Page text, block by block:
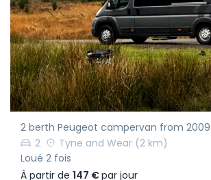
2 berth Peugeot campervan from 2009
2
Tyne and Wear (2 km)
Loué 2 fois
À partir de 147 €par jour